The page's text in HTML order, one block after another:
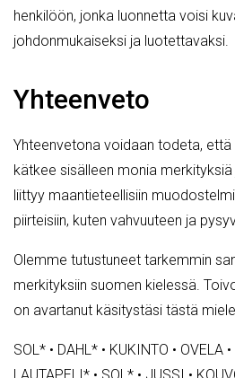
henkilöön, jonka luonnetta voisi
johdonmukaiseksi ja luotettavaksi.
Yhteenveto
Yhteenvetona voidaan todeta, että
kätkee sisälleen monia
liittyy maantieteellisiin
piirteisiin, kuten vahvuuteen ja
Olemme tutustuneet tarkemmin
merkityksiin suomen kielessä.
on avartanut käsitystäsi tästä
SOL* • DAHL* • KUKINTO • OVELA •
LAUTAPELI* • SOL* • JUSSI •